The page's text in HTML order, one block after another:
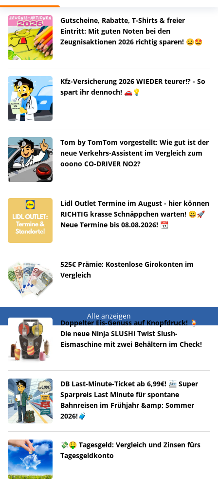
Gutscheine, Rabatte, T-Shirts & freier
Eintritt: Mit guten Noten bei den
Zeugnisaktionen 2026 richtig sparen! 😀🤩
Kfz-Versicherung 2026 WIEDER teurer!? - So
spart ihr dennoch! 🚗💡
Tom by TomTom vorgestellt: Wie gut ist der
neue Verkehrs-Assistent im Vergleich zum
ooono CO-DRIVER NO2?
Lidl Outlet Termine im August - hier können
RICHTIG krasse Schnäppchen warten! 😀🚀
Neue Termine bis 08.08.2026! 📆
525€ Prämie: Kostenlose Girokonten im
Vergleich
Alle anzeigen
Doppelter Eis-Genuss auf Knopfdruck! 🍹
Die neue Ninja SLUSHi Twist Slush-
Eismaschine mit zwei Behältern im Check!
DB Last-Minute-Ticket ab 6,99€! 🚈 Super
Sparpreis Last Minute für spontane
Bahnreisen im Frühjahr &amp; Sommer
2026!🧳
💸🤑 Tagesgeld: Vergleich und Zinsen fürs
Tagesgeldkonto